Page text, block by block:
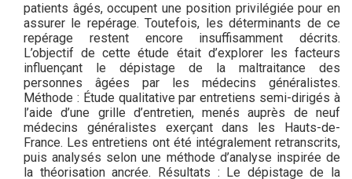
patients âgés, occupent une position privilégiée pour en
assurer le repérage. Toutefois, les déterminants de ce
repérage restent encore insuffisamment décrits.
L’objectif de cette étude était d’explorer les facteurs
influençant le dépistage de la maltraitance des
personnes âgées par les médecins généralistes.
Méthode : Étude qualitative par entretiens semi-dirigés à
l’aide d’une grille d’entretien, menés auprès de neuf
médecins généralistes exerçant dans les Hauts-de-
France. Les entretiens ont été intégralement retranscrits,
puis analysés selon une méthode d’analyse inspirée de
la théorisation ancrée. Résultats : Le dépistage de la